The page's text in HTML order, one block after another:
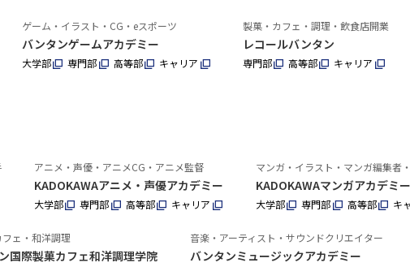
ゲーム・イラスト・CG・eスポーツ
バンタンゲームアカデミー
大学部 専門部 高等部 キャリア
製菓・カフェ・調理・飲食店開業
レコールバンタン
専門部 高等部 キャリア
アニメ・声優・アニメCG・アニメ監督
KADOKAWAアニメ・声優アカデミー
大学部 専門部 高等部 キャリア
マンガ・イラスト・マンガ編集者
KADOKAWAマンガアカデミー
大学部 専門部 高等部 キ
ェ・和洋調理
国際製菓カフェ和洋調理学院
音楽・アーティスト・サウンドクリエイター
バンタンミュージックアカデミー